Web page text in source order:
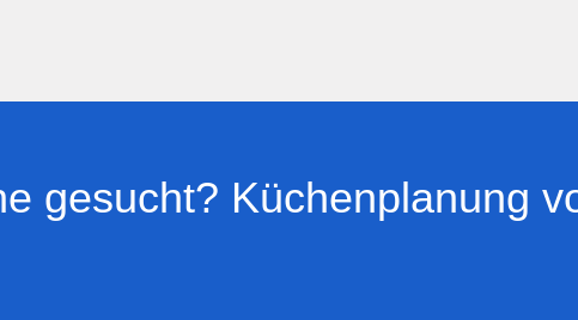
gesucht? Küchenplanung